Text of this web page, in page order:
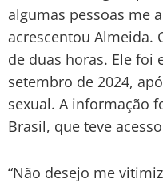
algumas pessoas me
acrescentou Almeida.
de duas horas. Ele foi
setembro de 2024,
sexual. A informação
Brasil, que teve
“Não desejo me